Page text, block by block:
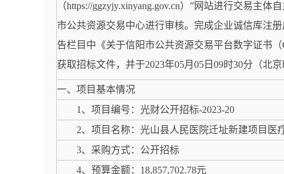
（https://ggzyjy.xinyang.gov.cn）”网站进行交易主
市公共资源交易中心进行审核。完成企业诚信库注
告栏目中《关于信阳市公共资源交易平台数字证书
获取招标文件，并于2023年05月05日09时30分 （北
一、项目基本情况
1、项目编号：光财公开招标-2023-20
2、项目名称：光山县人民医院迁址新建项目医
3、采购方式：公开招标
4、预算金额：18,857,702.78元